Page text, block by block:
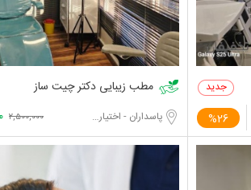
%26
مطب زیبایی دکتر چیت ساز
پاسداران - اختیاریه جنوبی ۲,۵۰۰,۰۰۰